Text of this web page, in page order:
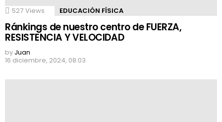
527 Views EDUCACIÓN FÍSICA
Ránkings de nuestro centro de FUERZA,
RESISTENCIA Y VELOCIDAD
by Juan
16 diciembre, 2024, 08:03